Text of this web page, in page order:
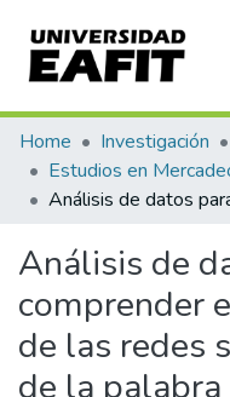
Communities &
All of DSpace
Home Investigación
Estudios en
Análisis de
comprender
de las redes
de la